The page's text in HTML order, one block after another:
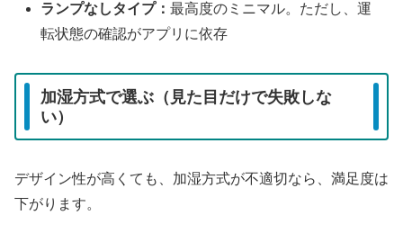
ランプなしタイプ：最高度のミニマル。ただし、運
転状態の確認がアプリに依存
加湿方式で選ぶ（見た目だけで失敗しな
い）
デザイン性が高くても、加湿方式が不適切なら、満足度は
下がります。